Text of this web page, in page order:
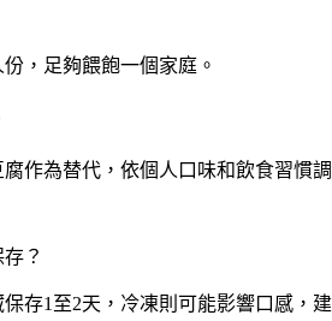
，足夠餵飽一個家庭。
作為替代，依個人口味和飲食習慣調
？
存1至2天，冷凍則可能影響口感，建